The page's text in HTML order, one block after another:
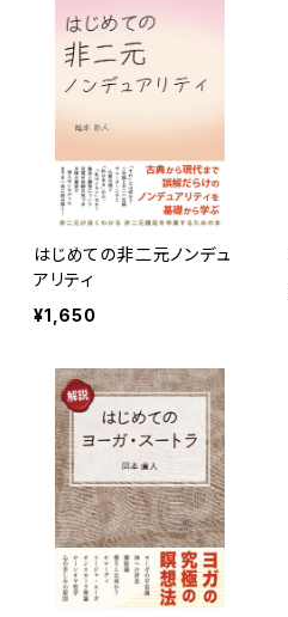
はじめての非二元ノンデュ
アリティ
¥1,650